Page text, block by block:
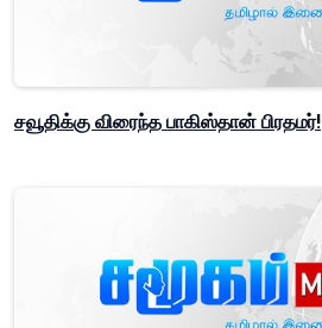
சவூதிக்கு விரைந்த பாகிஸ்தான் பிரதமர்!